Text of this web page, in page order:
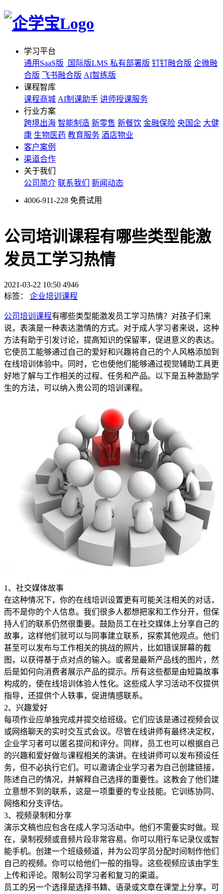
学习平台
通用SaaS版
国际版LMS 私有部署版 钉钉融合版 企微融
合版 飞书融合版 AI智练版
课程智库
课程商城 AI制课助手 讲师授课服务
行业方案
跨境出海 智能制造 新零售 新餐饮 金融保险 央国企 大健
康 生物医药 教育服务 酒店物业
客户案例
渠道合作
关于我们
公司简介 联系我们 新闻动态
4006-911-228 免费试用
公司培训课程有哪些类型能激
发员工学习热情
2021-03-22 10:50 4946
标签：
企业培训课程
公司培训课程有哪些类型能激发员工学习热情？对孩子们来
说，表演是一种表达激情的方式。对于成人学习者来说，这种
方法有助于引发讨论，提高知识的保留率，促进意义的表达。
它使员工能够通过自己的爱好和兴趣将自己的个人风格添加到
在线培训体验中。同时，它也使他们能够通过视觉辅助工具更
好地了解与工作相关的过程、任务和产品。以下是五种激励学
生的方法，可以纳入贵公司的培训课程。
1、社交媒体故事
在这种情况下，你的在线培训设置更有可能关注相关的对话，
而不是你的个人信息。我们很多人都想把家和工作分开，但保
持人们的联系仍然很重要。鼓励员工在社交媒体上分享自己的
故事，这样他们就可以与同事建立联系，探索其他观点。他们
甚至可以发布与工作相关的挑战的照片，比如错误屏幕的截
图，以获得基于点对点的输入。或者是最新产品线的图片，然
后是如何向消费者展示产品的提示。所有这些都是由短篇故事
构成的，使在线培训体验人性化。这些成人学习活动不仅提供
指导，还提供个人轶事，促进情感联系。
2、兴趣爱好
每项作业应单独完成并提交给班级。它们应该是通过视频会议
或网络聊天的实时交互式会议。尽管在线讲师有最终决定权，
企业学习者可以匿名提问和评分。同样，员工也可以根据自己
的兴趣和爱好做与课程相关的演讲。在线讲师可以发布预设任
务，但不必执行它们。可以邀请企业学习者为自己创建链接，
陈述自己的情况，并解释自己选择的重要性。这教会了他们建
立意想不到的联系，这是一项重要的专业技能。它训练协同、
网络和分支评估。
3、视频录制和分享
演示文稿也应包含在成人学习活动中。他们不需要实时做。现
在，录制视频或音频片段非常容易。你可以用行车记录仪或智
能手机。创建一个班级频道，并为公司学员分配时间制作他们
自己的视频。你可以给他们一般的指导。这些视频应该由学生
上传和评论。限制公司学习者和复习的渠道。
员工的另一个选择是选择书籍、语录或文章在课堂上分享。可